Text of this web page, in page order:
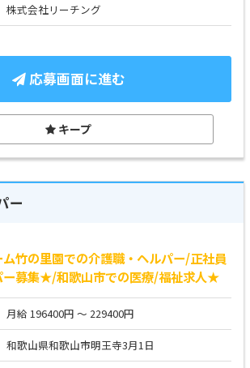
株式会社リーチング
応募画面に進む
キープ
ー
竹の里園での介護職・ヘルパー/正社員
ー募集★/和歌山市での医療/福祉求人★
月給 196400円 ～ 229400円
和歌山県和歌山市明王寺3月1日